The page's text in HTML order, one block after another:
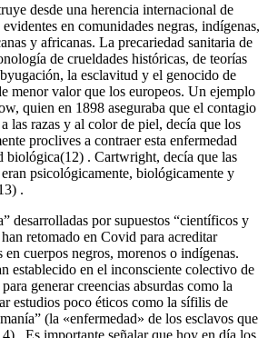
desde una herencia internacional de
en comunidades negras, indígenas,
y africanas. La precariedad sanitaria de
de crueldades históricas, de teorías
la esclavitud y el genocido de
menor valor que los europeos. Un ejemplo
quien en 1898 aseguraba que el contagio
las razas y al color de piel, decía que los
proclives a contraer esta enfermedad
biológica(12) . Cartwright, decía que las
psicológicamente, biológicamente y
.
desarrolladas por supuestos “científicos y
retomado en Covid para acreditar
en cuerpos negros, morenos o indígenas.
establecido en el inconsciente colectivo de
generar creencias absurdas como la
estudios poco éticos como la sífilis de
(la «enfermedad» de los esclavos que
. Es importante señalar que hoy en día los